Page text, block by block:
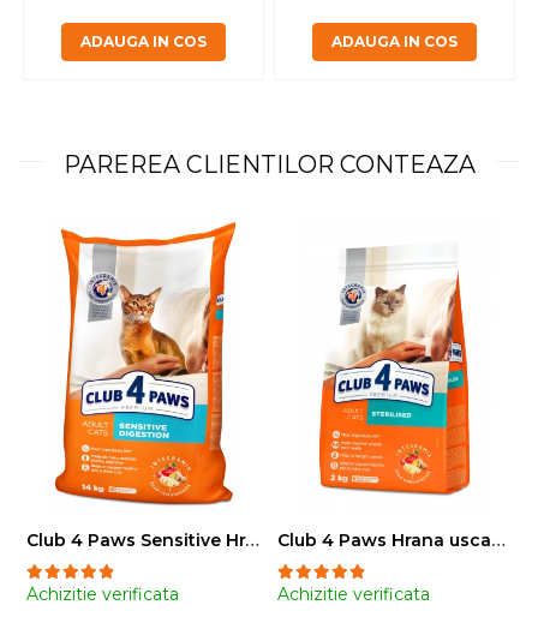
ADAUGA IN COS ADAUGA IN COS
PAREREA CLIENTILOR CONTEAZA
Club 4 Paws Sensitive Hrana uscata pisici adulte, 14kg
Achizitie verificata
Club 4 Paws Hrana uscata pisici sterilizate, 2kg
Achizitie verificata